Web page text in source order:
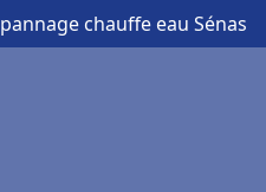
chauffe eau Sénas